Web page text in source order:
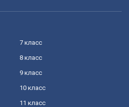
7 класс
8 класс
9 класс
10 класс
11 класс